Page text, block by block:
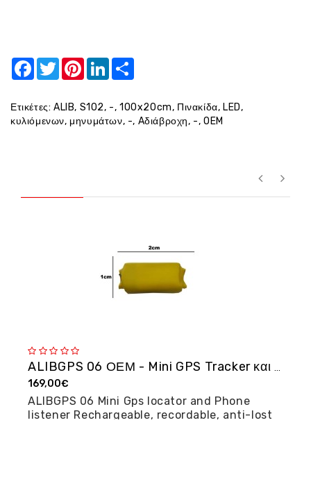
Facebook
TwitterPinterestLinkedIn
Ετικέτες: ALIB, S102, -,100x20cm, Πινακίδα,LED,
κυλιόμενων, μηνυμάτων, -, Aδιάβροχη, -,OEM
ALIBGPS 06 ΟΕΜ - Mini GPS Tracker και φω�...
169,00€
ALIBGPS 06 Mini Gps locator and Phone
listener Rechargeable, recordable, anti-lost